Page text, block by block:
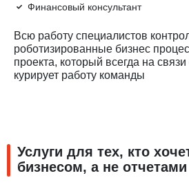
Финансовый консультант
Всю работу специалистов
роботизированные бизнес
проекта, который всегда на
курирует работу команды
Услуги для тех, кто
бизнесом, а не отчетами